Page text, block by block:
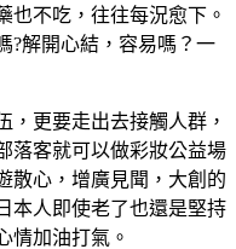
也不吃，往往每況愈下。
?解開心結，容易嗎？一
，更要走出去接觸人群，
落客就可以做彩妝公益場
散心，增廣見聞，大創的
本人即使老了也還是堅持
情加油打氣。